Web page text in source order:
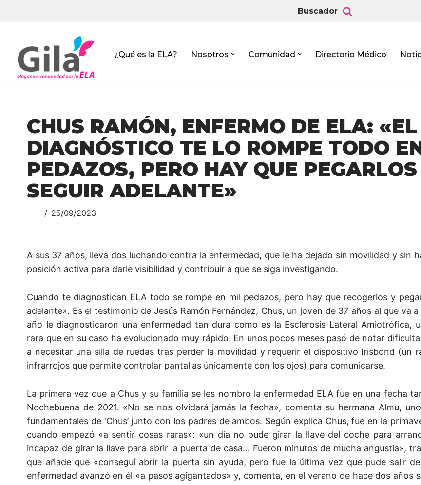
contenido
Buscador
¿Qué es la ELA? Nosotros Comunidad Directorio Médico
CHUS RAMÓN, ENFERMO DE ELA: «EL
DIAGNÓSTICO TE LO ROMPE TODO
PEDAZOS, PERO HAY QUE
SEGUIR ADELANTE»
25/09/2023
A sus 37 años, lleva dos luchando contra la enfermedad, que le ha dejado sin movilidad y sin
posición activa para darle visibilidad y contribuir a que se siga investigando.
Cuando te diagnostican ELA todo se rompe en mil pedazos, pero hay que recogerlos y
adelante». Es el testimonio de Jesús Ramón Fernández, Chus, un joven de 37 años al que va
año le diagnosticaron una enfermedad tan dura como es la Esclerosis Lateral Amiotrófica,
rara que en su caso ha evolucionado muy rápido. En unos pocos meses pasó de notar
a necesitar una silla de ruedas tras perder la movilidad y requerir el dispositivo Irisbond (un
infrarrojos que permite controlar pantallas únicamente con los ojos) para comunicarse.
La primera vez que a Chus y su familia se les nombro la enfermedad ELA fue en una fecha
Nochebuena de 2021. «No se nos olvidará jamás la fecha», comenta su hermana Almu,
fundamentales de ‘Chus’ junto con los padres de ambos. Según explica Chus, fue en la
cuando empezó «a sentir cosas raras»: «un día no pude girar la llave del coche para
incapaz de girar la llave para abrir la puerta de casa… Fueron minutos de mucha angustia»,
que añade que «conseguí abrir la puerta sin ayuda, pero fue la última vez que pude salir
enfermedad avanzó en él «a pasos agigantados» y, comenta, en el verano de hace dos años